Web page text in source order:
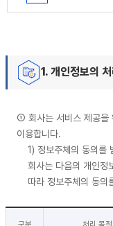
1. 개인정보의
① 회사는 서비스 제공을
이용합니다.
1) 정보주체의 동의를
회사는 다음의 개인정
따라 정보주체의 동의
구분 처리 목적